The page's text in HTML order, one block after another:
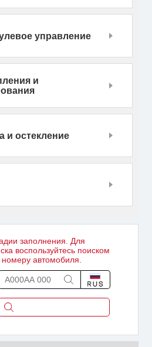
управление
и
и остекление
заполнения. Для
воспользуйтесь поиском
автомобиля.